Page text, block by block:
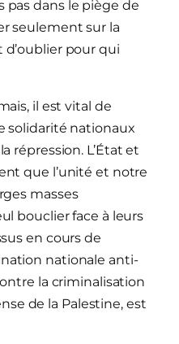
pas dans le piège de
seulement sur la
pour qui
il est vital de
solidarité nationaux
répression. L’État et
que l’unité et notre
masses
bouclier face à leurs
en cours de
nationale anti-
la criminalisation
de la Palestine, est